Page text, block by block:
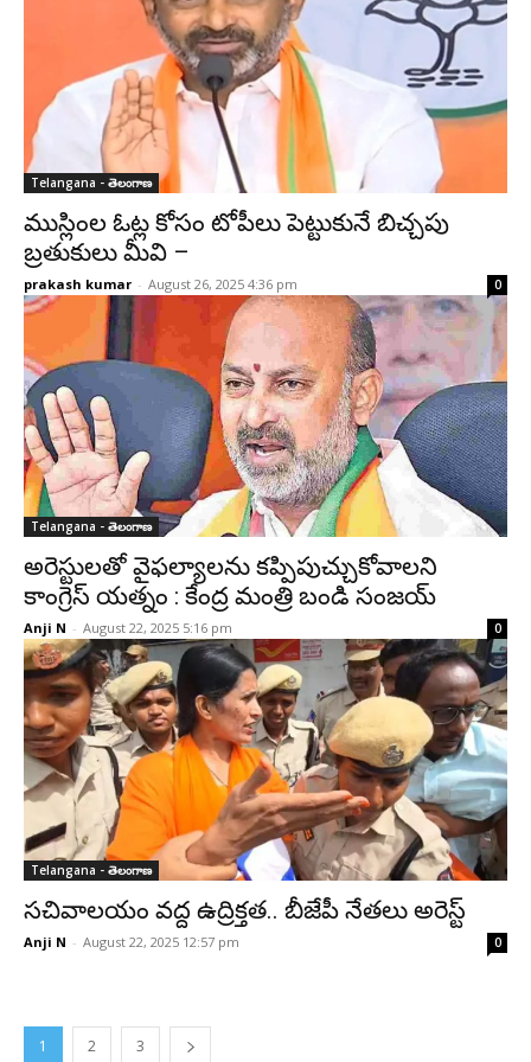
Telangana - తెలంగాణ
ముస్లింల ఓట్ల కోసం టోపీలు పెట్టుకునే బిచ్చపు
బ్రతుకులు మీవి –
prakash kumar - August 26, 2025 4:36 pm 0
Telangana - తెలంగాణ
అరెస్టులతో వైఫల్యాలను కప్పిపుచ్చుకోవాలని
కాంగ్రెస్ యత్నం : కేంద్ర మంత్రి బండి సంజయ్
Anji N - August 22, 2025 5:16 pm 0
Telangana - తెలంగాణ
సచివాలయం వద్ద ఉద్రిక్తత.. బీజేపీ నేతలు అరెస్ట్
Anji N - August 22, 2025 12:57 pm 0
1 2 3